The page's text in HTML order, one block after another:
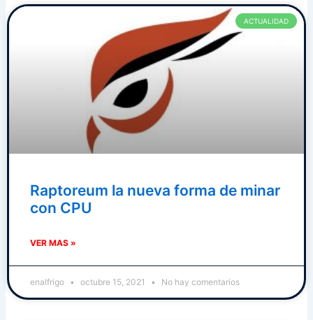
ACTUALIDAD
Raptoreum la nueva forma de minar
con CPU
VER MAS »
enalfrigo octubre 15, 2021 No hay comentarios